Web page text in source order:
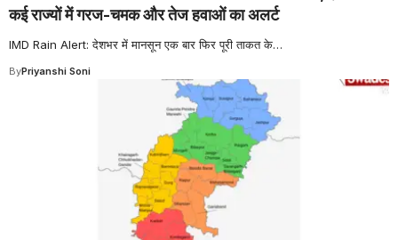
कई राज्यों में गरज-चमक और तेज हवाओं का अलर्ट
IMD Rain Alert: देशभर में मानसून एक बार फिर पूरी ताकत के…
ByPriyanshi Soni